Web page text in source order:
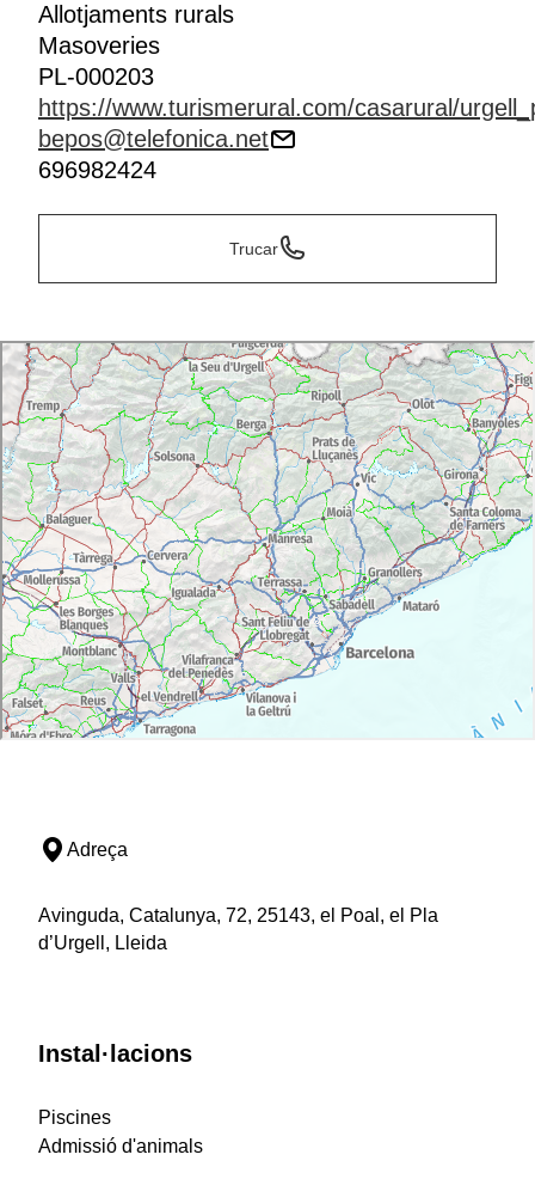
Allotjaments rurals
Masoveries
PL-000203
https://www.turismerural.com/casarural/
bepos@telefonica.net
696982424
Trucar
Adreça
Avinguda, Catalunya, 72, 25143, el Poal, el Pla
d’Urgell, Lleida
Instal·lacions
Piscines
Admissió d'animals